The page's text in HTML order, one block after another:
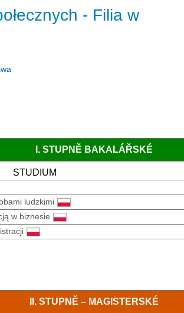
- Filia w
I. STUPNĚ BAKALÁŘSKÉ
STUDIUM
ludzkimi
w biznesie
II. STUPNĚ – MAGISTERSKÉ